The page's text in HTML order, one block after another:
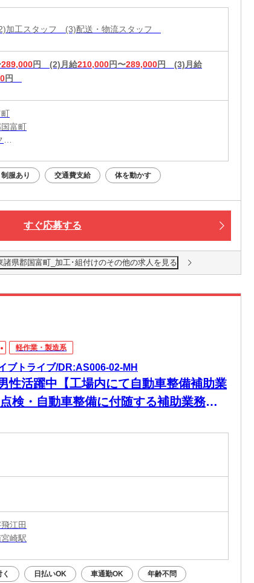
加工スタッフ (3)配送・物流スタッフ
289,000円 (2)月給210,000円〜289,000円
(3)月給
円
富町
車で約10分
分
制服あり 交通費支給 体を動かす
すぐ応募する
県郡国富町_加工･組付けのその他の求人を見る
軽作業・製造系
ブトライブ/DR:AS006-02-MH
性活躍中【工場内にて自動車整備補助業
検・自動車整備に付随する補助業務】
江田
崎駅
日払いOK 車通勤OK 年齢不問